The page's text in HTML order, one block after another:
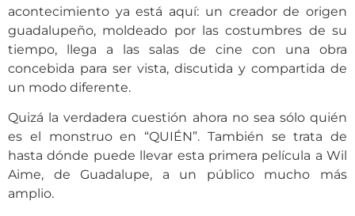
acontecimiento ya está aquí: un creador de origen
guadalupeño, moldeado por las costumbres de su
tiempo, llega a las salas de cine con una obra
concebida para ser vista, discutida y compartida de
un modo diferente.
Quizá la verdadera cuestión ahora no sea sólo quién
es el monstruo en “QUIÉN”. También se trata de
hasta dónde puede llevar esta primera película a Wil
Aime, de Guadalupe, a un público mucho más
amplio.